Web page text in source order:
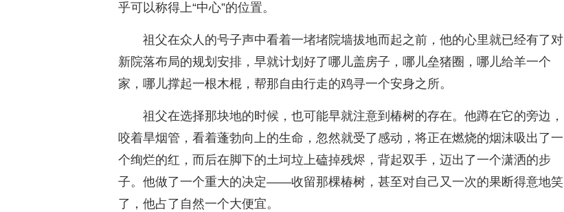
乎可以称得上“中心”的位置。
祖父在众人的号子声中看着一堵堵院墙拔地而起之前，他的心里就已经有了对
新院落布局的规划安排，早就计划好了哪儿盖房子，哪儿垒猪圈，哪儿给羊一个
家，哪儿撑起一根木棍，帮那自由行走的鸡寻一个安身之所。
祖父在选择那块地的时候，也可能早就注意到椿树的存在。他蹲在它的旁边，
咬着旱烟管，看着蓬勃向上的生命，忽然就受了感动，将正在燃烧的烟沫吸出了一
个绚烂的红，而后在脚下的土坷垃上磕掉残烬，背起双手，迈出了一个潇洒的步
子。他做了一个重大的决定——收留那棵椿树，甚至对自己又一次的果断得意地笑
了，他占了自然一个大便宜。